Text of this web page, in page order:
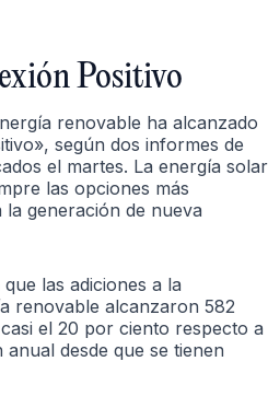
Positivo
renovable ha alcanzado
según dos informes de
el martes. La energía solar
las opciones más
generación de nueva
las adiciones a la
renovable alcanzaron 582
el 20 por ciento respecto a
desde que se tienen